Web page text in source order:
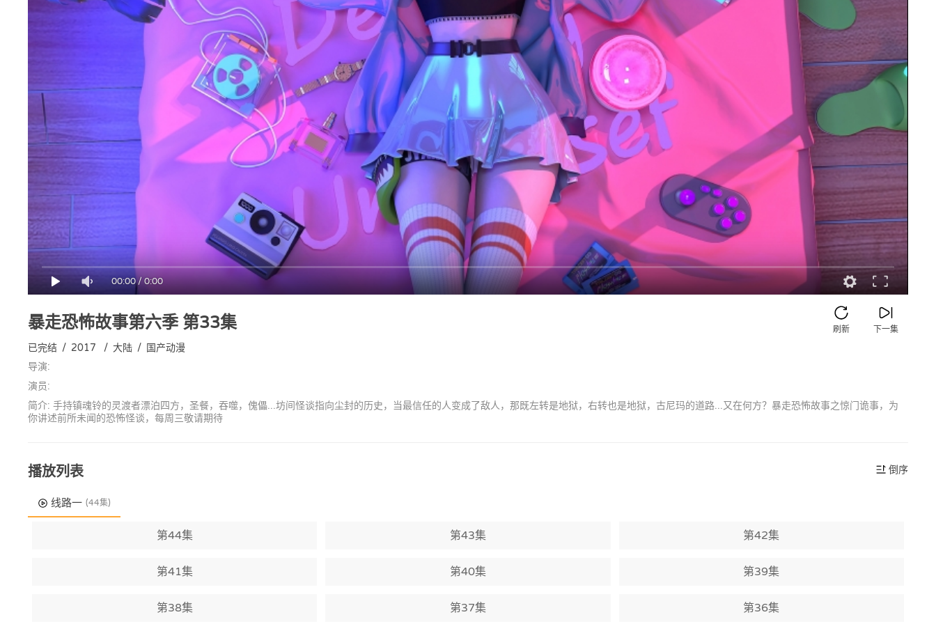
00:00/0:00
暴走恐怖故事第六季第33集 下一集
刷新
已完结 / 2017 / 大陆 / 国产动漫
导演:
演员:
简介: 手持镇魂铃的灵渡者漂泊四方，圣餐，吞噬，傀儡...坊间怪谈指向尘封的历史，当最信任的人变成了敌人，那既左转是地狱，右转也是地狱，古尼玛的道路...又在何方？暴走恐怖故事之惊门诡事，为
你讲述前所未闻的恐怖怪谈，每周三敬请期待
播放列表 倒序
线路一 (44集)
第44集 第43集 第42集
第41集 第40集 第39集
第38集 第37集 第36集